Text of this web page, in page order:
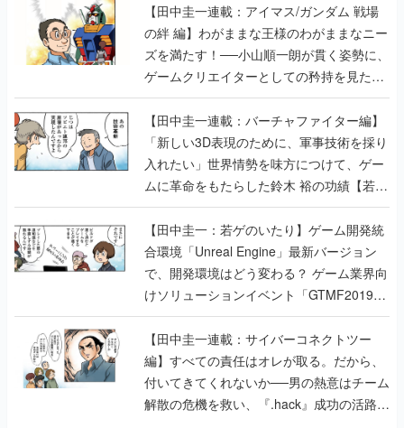
【田中圭一連載：アイマス/ガンダム 戦場
の絆 編】わがままな王様のわがままなニー
ズを満たす！──小山順一朗が貫く姿勢に、
ゲームクリエイターとしての矜持を見た
【若ゲのいたり最終回】
【田中圭一連載：バーチャファイター編】
「新しい3D表現のために、軍事技術を採り
入れたい」世界情勢を味方につけて、ゲー
ムに革命をもたらした鈴木 裕の功績【若ゲ
のいたり】
【田中圭一：若ゲのいたり】ゲーム開発統
合環境「Unreal Engine」最新バージョン
で、開発環境はどう変わる？ ゲーム業界向
けソリューションイベント「GTMF2019」
に行って、より理解を深めよう【PR】
【田中圭一連載：サイバーコネクトツー
編】すべての責任はオレが取る。だから、
付いてきてくれないか──男の熱意はチーム
解散の危機を救い、『.hack』成功の活路を